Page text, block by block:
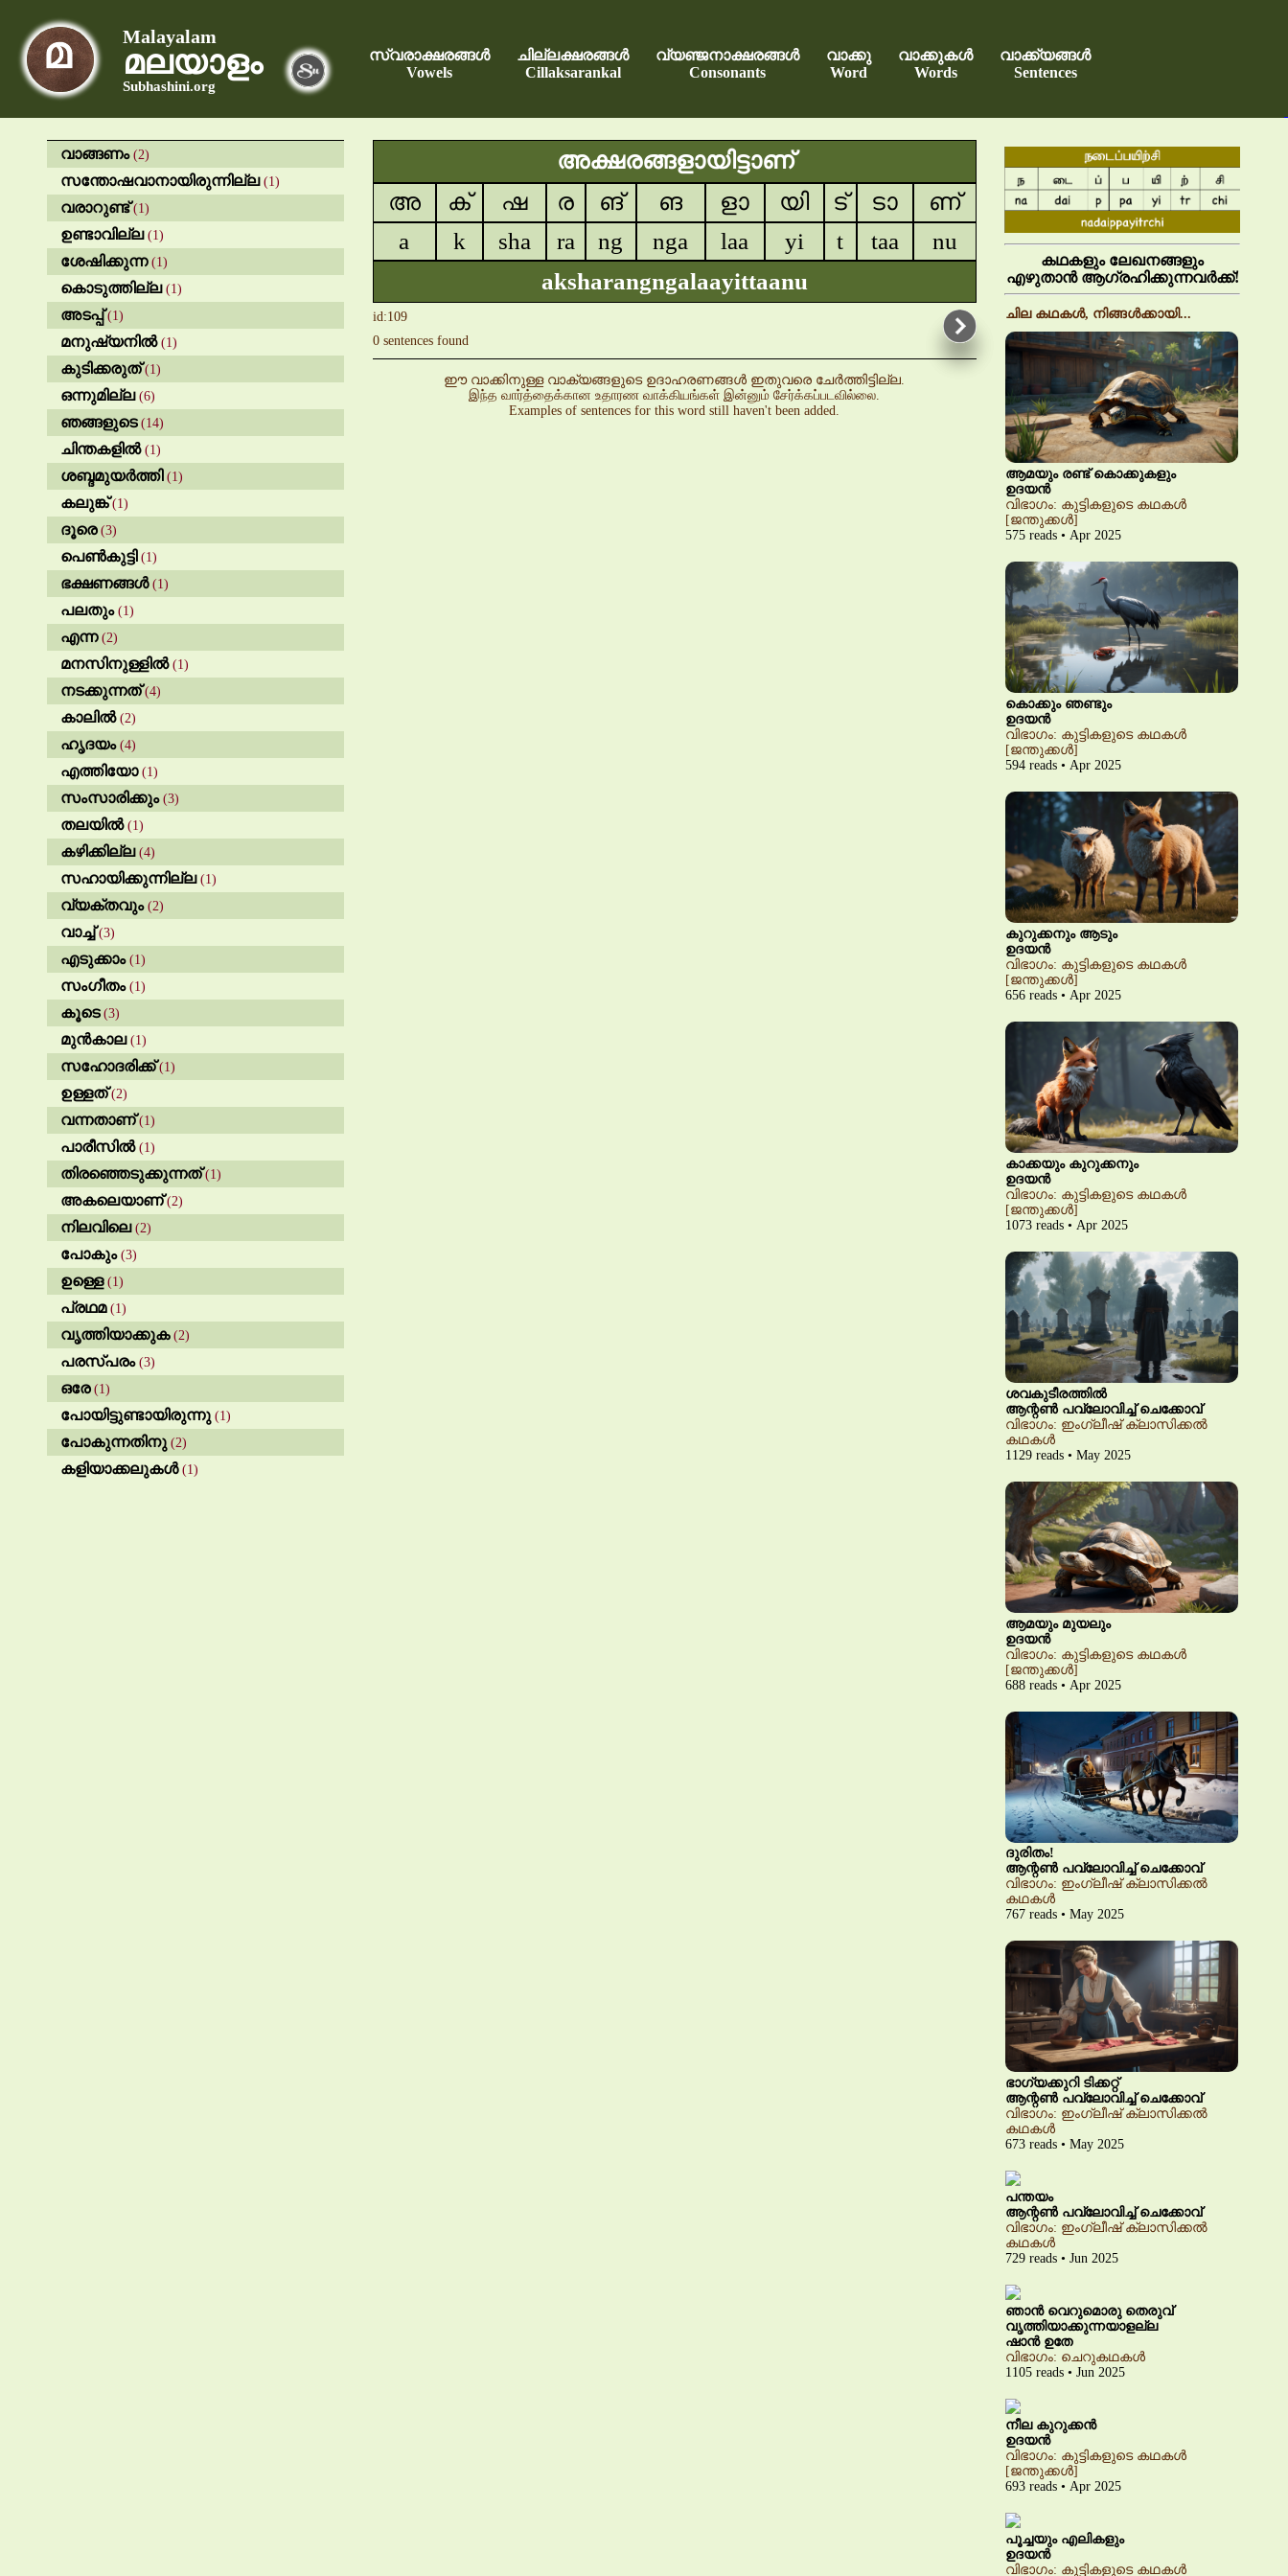
Malayalam
മലയാളം
Subhashini.org
സ്വരാക്ഷരങ്ങൾ
Vowels
ചില്ലക്ഷരങ്ങൾ
Cillaksarankal
വ്യഞ്ജനാക്ഷരങ്ങൾ
Consonants
വാക്കു
Word
വാക്കുകൾ
Words
വാക്ക്യങ്ങൾ
Sentences
വാങ്ങണം(2)
സന്തോഷവാനായിരുന്നില്ല(1)
വരാറുണ്ട്(1)
ഉണ്ടാവില്ല(1)
ശേഷിക്കുന്ന(1)
കൊടുത്തില്ല(1)
അടപ്പ്(1)
മനുഷ്യനിൽ(1)
കുടിക്കരുത്(1)
ഒന്നുമില്ല(6)
ഞങ്ങളുടെ(14)
ചിന്തകളിൽ(1)
ശബ്ദമുയർത്തി (1)
കലുങ്ക്(1)
ദൂരെ(3)
പെൺകുട്ടി (1)
ഭക്ഷണങ്ങൾ(1)
പലതും(1)
എന്ന(2)
മനസിനുള്ളിൽ(1)
നടക്കുന്നത്(4)
കാലിൽ(2)
ഹൃദയം(4)
എത്തിയോ(1)
സംസാരിക്കും(3)
തലയിൽ(1)
കഴിക്കില്ല(4)
സഹായിക്കുന്നില്ല(1)
വ്യക്തവും(2)
വാച്ച്(3)
എടുക്കാം(1)
സംഗീതം(1)
കൂടെ(3)
മുൻകാല(1)
സഹോദരിക്ക്(1)
ഉള്ളത്(2)
വന്നതാണ്(1)
പാരീസിൽ(1)
തിരഞ്ഞെടുക്കുന്നത്(1)
അകലെയാണ്(2)
നിലവിലെ(2)
പോകും(3)
ഉള്ളെ(1)
പ്രഥമ(1)
വൃത്തിയാക്കുക(2)
പരസ്പരം(3)
ഒരേ(1)
പോയിട്ടുണ്ടായിരുന്നു (1)
പോകുന്നതിനു (2)
കളിയാക്കലുകൾ(1)
അക്ഷരങ്ങളായിട്ടാണ്
അ
ക് ഷ ര ങ് ങ ളാ യി ട് ടാ
ണ്
a
k sha ra ng nga laa yi t taa
nu
aksharangngalaayittaanu
id:109
0 sentences found
ഈ വാക്കിനുള്ള വാക്യങ്ങളുടെ ഉദാഹരണങ്ങൾ ഇതുവരെ ചേർത്തിട്ടില്ല.
இந்த வார்த்தைக்கான உதாரண வாக்கியங்கள் இன்னும் சேர்க்கப்படவில்லை.
Examples of sentences for this word still haven't been added.
കഥകളും ലേഖനങ്ങളും
എഴുതാൻ ആഗ്രഹിക്കുന്നവർക്ക്!
ചില കഥകൾ, നിങ്ങൾക്കായി...
ആമയും രണ്ട് കൊക്കുകളും
ഉദയൻ
വിഭാഗം: കുട്ടികളുടെ കഥകൾ
[ജന്തുക്കൾ]
575 reads • Apr 2025
കൊക്കും ഞണ്ടും
ഉദയൻ
വിഭാഗം: കുട്ടികളുടെ കഥകൾ
[ജന്തുക്കൾ]
594 reads • Apr 2025
കുറുക്കനും ആടും
ഉദയൻ
വിഭാഗം: കുട്ടികളുടെ കഥകൾ
[ജന്തുക്കൾ]
656 reads • Apr 2025
കാക്കയും കുറുക്കനും
ഉദയൻ
വിഭാഗം: കുട്ടികളുടെ കഥകൾ
[ജന്തുക്കൾ]
1073 reads • Apr 2025
ശവകുടീരത്തിൽ
ആന്റൺ പവ്‌ലോവിച്ച് ചെക്കോവ്
വിഭാഗം: ഇംഗ്ലീഷ് ക്ലാസിക്കൽ
കഥകൾ
1129 reads • May 2025
ആമയും മുയലും
ഉദയൻ
വിഭാഗം: കുട്ടികളുടെ കഥകൾ
[ജന്തുക്കൾ]
688 reads • Apr 2025
ദുരിതം!
ആന്റൺ പവ്‌ലോവിച്ച് ചെക്കോവ്
വിഭാഗം: ഇംഗ്ലീഷ് ക്ലാസിക്കൽ
കഥകൾ
767 reads • May 2025
ഭാഗ്യക്കുറി ടിക്കറ്റ്
ആന്റൺ പവ്‌ലോവിച്ച് ചെക്കോവ്
വിഭാഗം: ഇംഗ്ലീഷ് ക്ലാസിക്കൽ
കഥകൾ
673 reads • May 2025
പന്തയം
ആന്റൺ പവ്‌ലോവിച്ച് ചെക്കോവ്
വിഭാഗം: ഇംഗ്ലീഷ് ക്ലാസിക്കൽ
കഥകൾ
729 reads • Jun 2025
ഞാൻ വെറുമൊരു തെരുവ്
വൃത്തിയാക്കുന്നയാളല്ല
ഷാൻ ഉതേ
വിഭാഗം: ചെറുകഥകൾ
1105 reads • Jun 2025
നീല കുറുക്കൻ
ഉദയൻ
വിഭാഗം: കുട്ടികളുടെ കഥകൾ
[ജന്തുക്കൾ]
693 reads • Apr 2025
പൂച്ചയും എലികളും
ഉദയൻ
വിഭാഗം: കുട്ടികളുടെ കഥകൾ